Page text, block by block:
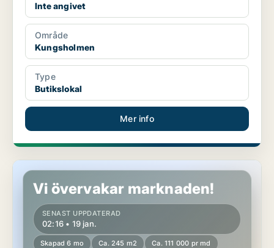
Inte angivet
Område
Kungsholmen
Type
Butikslokal
Mer info
Butikslokal i Vasastan
Vi övervakar marknaden!
SENAST UPPDATERAD
02:16 • 19 jan.
Skapad 6 mo Ca. 245 m2 Ca. 111 000 pr md